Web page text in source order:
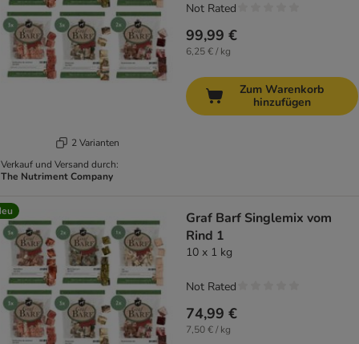
2 Varianten
Verkauf und Versand durch:
The Nutriment Company
99,99 €
6,25 € / kg
Not Rated
Zum Warenkorb
hinzufügen
Graf Barf Singlemix vom
Rind 1
10 x 1 kg
74,99 €
7,50 € / kg
Not Rated